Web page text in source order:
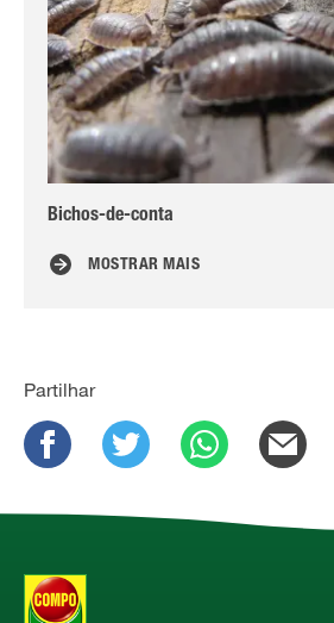
Bichos-de-conta
MOSTRAR MAIS
Partilhar